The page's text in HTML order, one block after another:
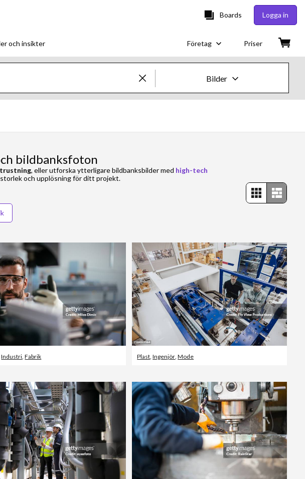
Boards Logga in
och insikter Företag Priser
Bilder
Redaktionellt
bildbanksfoton
, eller utforska ytterligare bildbanksbilder med high-tech
och upplösning för ditt projekt.
Industri,Fabrik Plast,Ingenjör,Mode